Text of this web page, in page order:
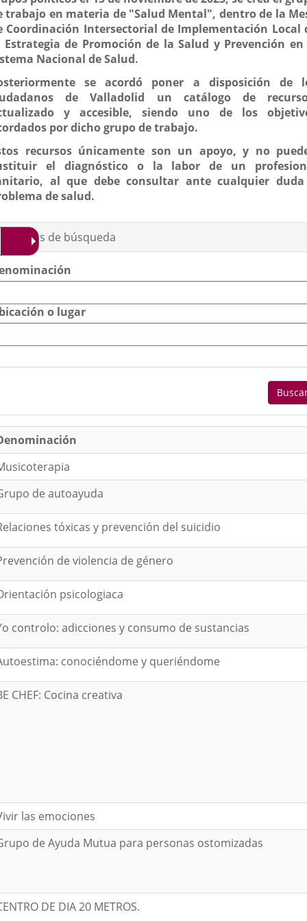
trabajo en materia de "Salud Mental", dentro de la
Coordinación Intersectorial de Implementación Local
Estrategia de Promoción de la Salud y Prevención en
Nacional de Salud.
se acordó poner a disposición de
de Valladolid un catálogo de
y accesible, siendo uno de los
por dicho grupo de trabajo.
recursos únicamente son un apoyo, y no
el diagnóstico o la labor de un
al que debe consultar ante cualquier
de salud.
Criterios de búsqueda
o lugar
de autoayuda
tóxicas y prevención del suicidio
de violencia de género
psicologiaca
controlo: adicciones y consumo de sustancias
conociéndome y queriéndome
CHEF: Cocina creativa
las emociones
de Ayuda Mutua para personas ostomizadas
DE DIA 20 METROS.